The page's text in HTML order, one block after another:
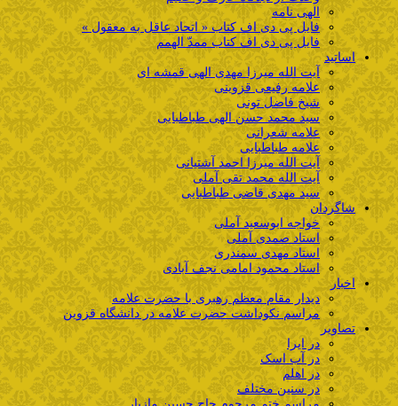
الهی نامه
فایل پی دی اف کتاب « اتحاد عاقل به معقول »
فایل پی دی اف کتاب ممدّ الهمم
اساتید
آیت الله میرزا مهدی الهی قمشه ای
علامه رفیعی قزوینی
شیخ فاضل تونی
سید محمد حسن الهی طباطبایی
علامه شعرانی
علامه طباطبایی
آیت الله میرزا احمد آشتیانی
آیت الله محمد تقی آملی
سید مهدی قاضی طباطبایی
شاگردان
خواجه ابوسعید آملی
استاد صمدی آملی
استاد مهدی سمندری
استاد محمود امامی نجف آبادی
اخبار
دیدار مقام معظم رهبری با حضرت علامه
مراسم نکوداشت حضرت علامه در دانشگاه قزوین
تصاویر
در ایرا
در آب اسک
در اهلم
در سنین مختلف